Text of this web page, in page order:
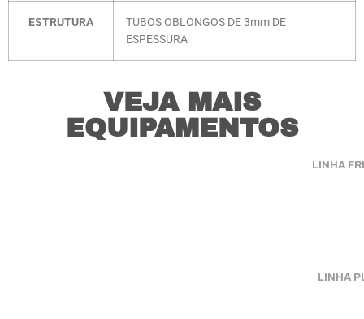
ESTRUTURA
TUBOS OBLONGOS DE 3mm DE
ESPESSURA
VEJA MAIS
EQUIPAMENTOS
LINHA
LINHA